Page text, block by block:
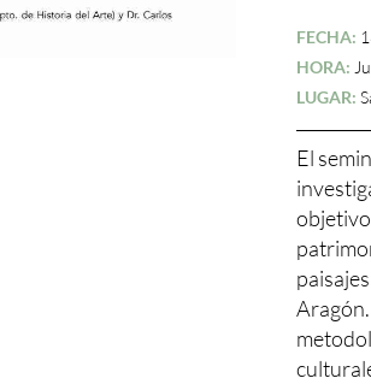
FECHA:
HORA:
LUGAR:
El